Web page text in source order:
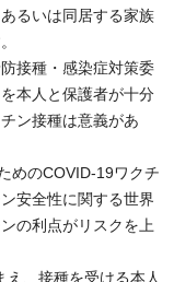
るいは同居する家族
接種・感染症対策委
本人と保護者が十分
ン接種は意義があ
めのCOVID-19ワクチ
安全性に関する世界
の利点がリスクを上
、接種を受ける本人